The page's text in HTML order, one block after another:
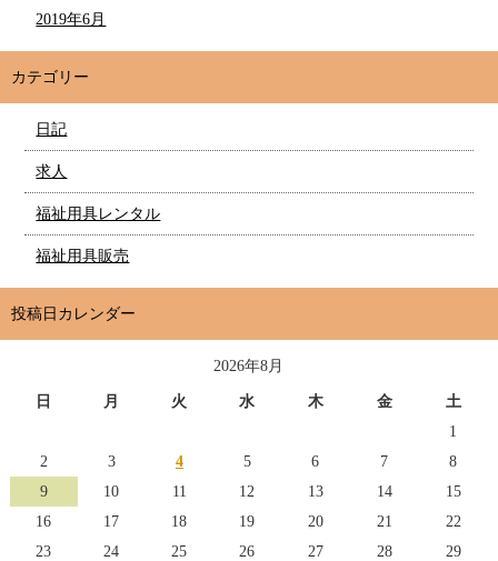
2019年6月
カテゴリー
日記
求人
福祉用具レンタル
福祉用具販売
投稿日カレンダー
2026年8月
日 月 火 水 木 金
土
1
2
3 4 5 6 7
8
9
10 11 12 13 14
15
16
17 18 19 20 21
22
23
24 25 26 27 28 29